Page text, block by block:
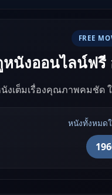
FREE
นังออนไลน์ฟรี
งเต็มเรื่องคุณภาพคมชัด
หนังทั้งหมด